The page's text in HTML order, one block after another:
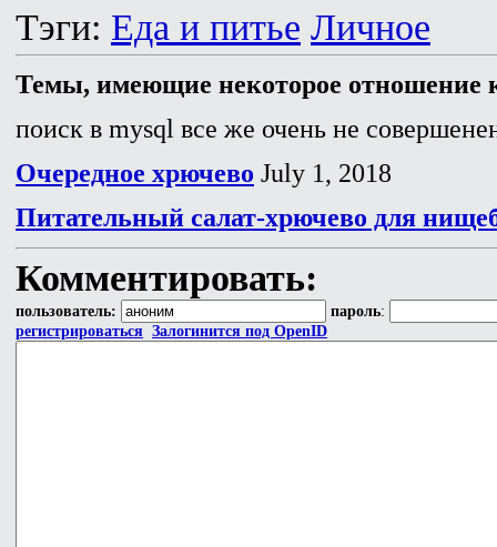
Тэги: Еда и питье Личное
Темы, имеющие некоторое отношение
поиск в mysql все же очень не
Очередное хрючево July 1, 2018
Питательный салат-хрючево для
Комментировать:
пользователь: пароль:
регистрироваться Залогинится под OpenID